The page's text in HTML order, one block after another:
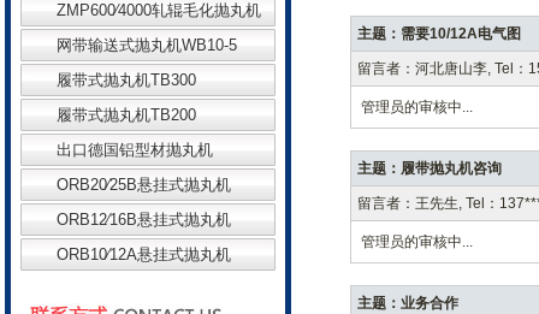
ZMP600∕4000轧辊毛化抛丸机
网带输送式抛丸机WB10-5
履带式抛丸机TB300
履带式抛丸机TB200
出口德国铝型材抛丸机
ORB20∕25B悬挂式抛丸机
ORB12∕16B悬挂式抛丸机
ORB10∕12A悬挂式抛丸机
主题：需要10/12A电气图
留言者：河北唐山李, Tel
管理员的审核中...
主题：履带抛丸机咨询
留言者：王先生, Tel：
管理员的审核中...
主题：业务合作